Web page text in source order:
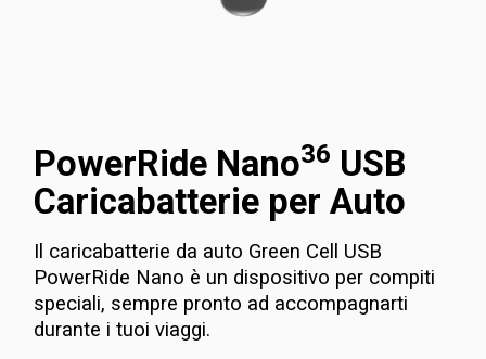
PowerRide Nano36 USB
Caricabatterie per Auto
Il caricabatterie da auto Green Cell USB
PowerRide Nano è un dispositivo per compiti
speciali, sempre pronto ad accompagnarti
durante i tuoi viaggi.